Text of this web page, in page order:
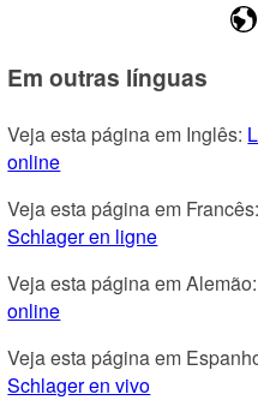
Em outras línguas
Veja esta página em Inglês:
online
Veja esta página em Francês:
Schlager en ligne
Veja esta página em Alemão:
online
Veja esta página em
Schlager en vivo